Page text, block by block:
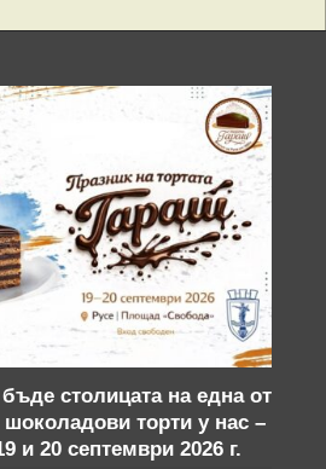
столицата на една от
шоколадови торти у нас –
и 20 септември 2026 г.